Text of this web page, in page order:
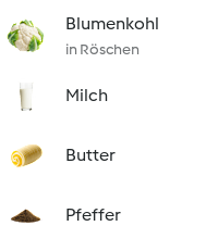
Blumenkohl
in Röschen
Milch
Butter
Pfeffer